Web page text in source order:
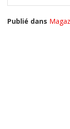
Publié dans